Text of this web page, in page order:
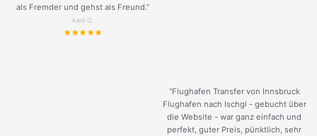
als Fremder und gehst als Freund.”
Keni G.
“Flughafen Transfer von Innsbruck
Flughafen nach Ischgl - gebucht über
die Website - war ganz einfach und
perfekt, guter Preis, pünktlich, sehr